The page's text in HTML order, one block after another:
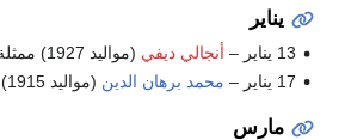
يناير
13 يناير – أنجالي ديفي (مواليد 1927) ممثلة هندية.
17 يناير –
محمد برهان الدين (مواليد 1915)
مارس